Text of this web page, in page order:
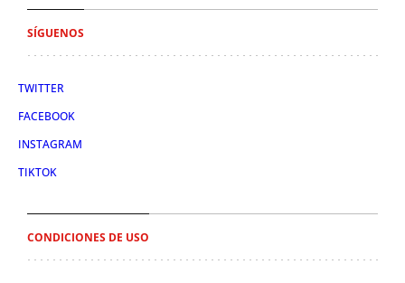
SÍGUENOS
TWITTER
FACEBOOK
INSTAGRAM
TIKTOK
CONDICIONES DE USO